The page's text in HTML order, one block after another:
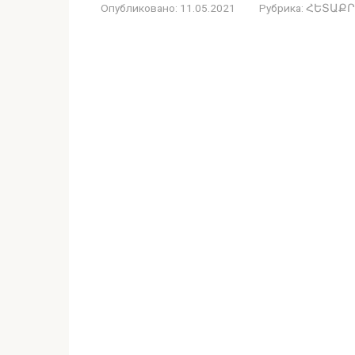
Опубликовано: 11.05.2021 Рубрика: